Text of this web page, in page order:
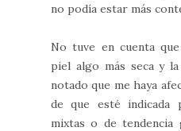
no podía estar más
No tuve en cuenta
piel algo más seca y
notado que me haya
de que esté indicada
mixtas o de